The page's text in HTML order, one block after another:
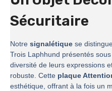
Sécuritaire
Notre signalétique se
Trois Laphhund présentés
diversité de leurs expressions
robuste. Cette plaque
esthétique, offrant à la fois un